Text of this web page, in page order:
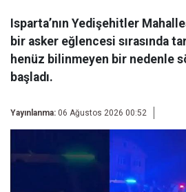
Isparta’nın Yedişehitler
bir asker eğlencesi sırasında
henüz bilinmeyen bir nedenle
başladı.
Yayınlanma: 06 Ağustos 2026 00:52